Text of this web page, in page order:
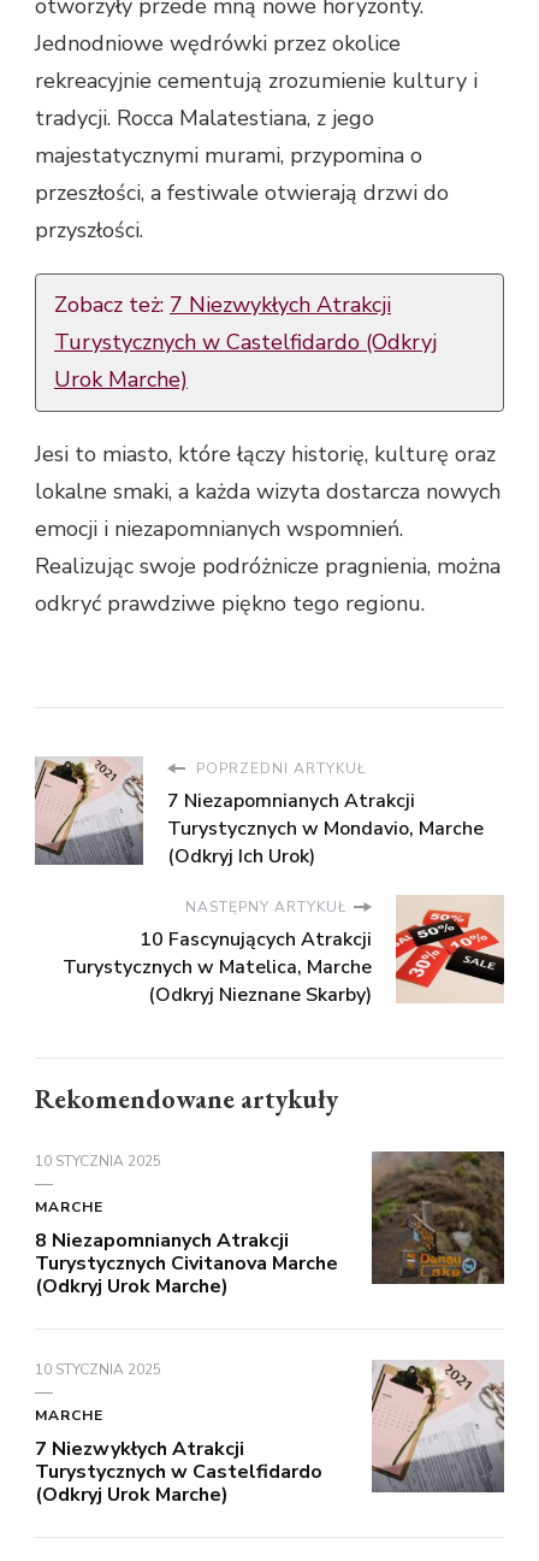
otworzyły przede mną nowe horyzonty.
Jednodniowe wędrówki przez okolice
rekreacyjnie cementują zrozumienie kultury i
tradycji. Rocca Malatestiana, z jego
majestatycznymi murami, przypomina o
przeszłości, a festiwale otwierają drzwi do
przyszłości.
Zobacz też: 7 Niezwykłych Atrakcji
Turystycznych w Castelfidardo (Odkryj
Urok Marche)
Jesi to miasto, które łączy historię, kulturę oraz
lokalne smaki, a każda wizyta dostarcza nowych
emocji i niezapomnianych wspomnień.
Realizując swoje podróżnicze pragnienia, można
odkryć prawdziwe piękno tego regionu.
POPRZEDNI ARTYKUŁ
7 Niezapomnianych Atrakcji
Turystycznych w Mondavio, Marche
(Odkryj Ich Urok)
NASTĘPNY ARTYKUŁ
10 Fascynujących Atrakcji
Turystycznych w Matelica, Marche
(Odkryj Nieznane Skarby)
Rekomendowane artykuły
10 STYCZNIA 2025
MARCHE
8 Niezapomnianych Atrakcji
Turystycznych Civitanova Marche
(Odkryj Urok Marche)
10 STYCZNIA 2025
MARCHE
7 Niezwykłych Atrakcji
Turystycznych w Castelfidardo
(Odkryj Urok Marche)